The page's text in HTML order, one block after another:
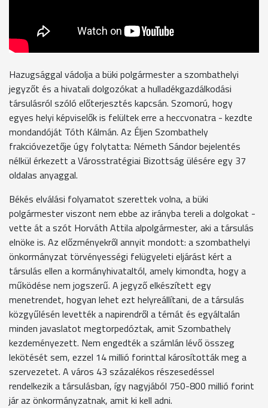
Hazugsággal vádolja a büki polgármester a szombathelyi
jegyzőt és a hivatali dolgozókat a hulladékgazdálkodási
társulásról szóló előterjesztés kapcsán. Szomorú, hogy
egyes helyi képviselők is felültek erre a heccvonatra - kezdte
mondandóját Tóth Kálmán. Az Éljen Szombathely
frakcióvezetője úgy folytatta: Németh Sándor bejelentés
nélkül érkezett a Városstratégiai Bizottság ülésére egy 37
oldalas anyaggal.
Békés elválási folyamatot szerettek volna, a büki
polgármester viszont nem ebbe az irányba tereli a dolgokat -
vette át a szót Horváth Attila alpolgármester, aki a társulás
elnöke is. Az előzményekről annyit mondott: a szombathelyi
önkormányzat törvényességi felügyeleti eljárást kért a
társulás ellen a kormányhivataltól, amely kimondta, hogy a
működése nem jogszerű. A jegyző elkészített egy
menetrendet, hogyan lehet ezt helyreállítani, de a társulás
közgyűlésén levették a napirendről a témát és egyáltalán
minden javaslatot megtorpedóztak, amit Szombathely
kezdeményezett. Nem engedték a számlán lévő összeg
lekötését sem, ezzel 14 millió forinttal károsították meg a
szervezetet. A város 43 százalékos részesedéssel
rendelkezik a társulásban, így nagyjából 750-800 millió forint
jár az önkormányzatnak, amit ki kell adni.